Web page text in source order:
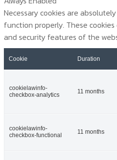
Necessary cookies are
function properly. These
and security features of the
Cookie Duration
cookielawinfo-
checkbox-analytics
11 months
cookielawinfo-
checkbox-functional
11 months